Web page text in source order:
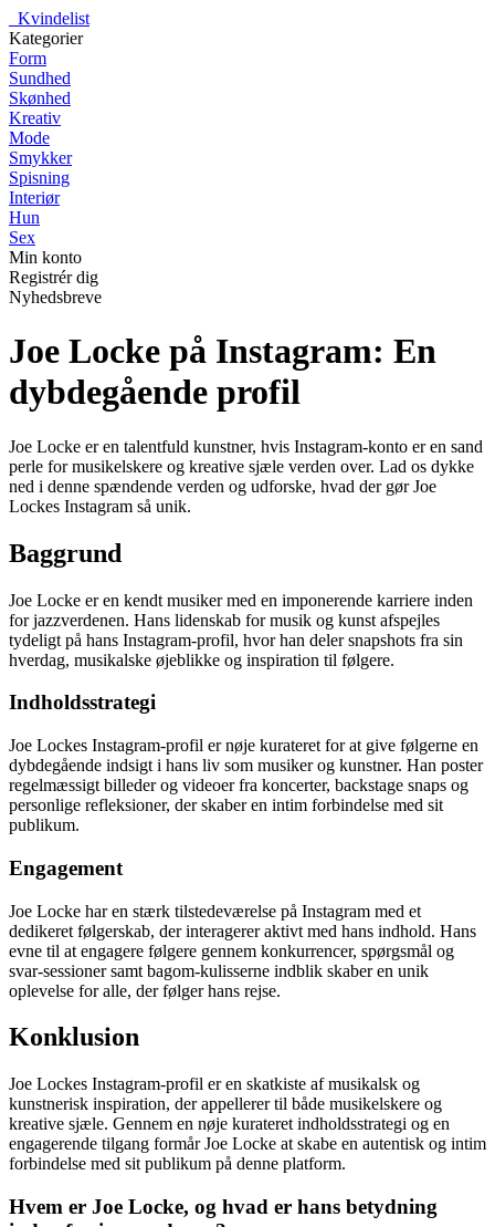
Kvindelist
Kategorier
Form
Sundhed
Skønhed
Kreativ
Mode
Smykker
Spisning
Interiør
Hun
Sex
Min konto
Registrér dig
Nyhedsbreve
Joe Locke på Instagram: En
dybdegående profil
Joe Locke er en talentfuld kunstner, hvis Instagram-konto er en sand
perle for musikelskere og kreative sjæle verden over. Lad os dykke
ned i denne spændende verden og udforske, hvad der gør Joe
Lockes Instagram så unik.
Baggrund
Joe Locke er en kendt musiker med en imponerende karriere inden
for jazzverdenen. Hans lidenskab for musik og kunst afspejles
tydeligt på hans Instagram-profil, hvor han deler snapshots fra sin
hverdag, musikalske øjeblikke og inspiration til følgere.
Indholdsstrategi
Joe Lockes Instagram-profil er nøje kurateret for at give følgerne en
dybdegående indsigt i hans liv som musiker og kunstner. Han poster
regelmæssigt billeder og videoer fra koncerter, backstage snaps og
personlige refleksioner, der skaber en intim forbindelse med sit
publikum.
Engagement
Joe Locke har en stærk tilstedeværelse på Instagram med et
dedikeret følgerskab, der interagerer aktivt med hans indhold. Hans
evne til at engagere følgere gennem konkurrencer, spørgsmål og
svar-sessioner samt bagom-kulisserne indblik skaber en unik
oplevelse for alle, der følger hans rejse.
Konklusion
Joe Lockes Instagram-profil er en skatkiste af musikalsk og
kunstnerisk inspiration, der appellerer til både musikelskere og
kreative sjæle. Gennem en nøje kurateret indholdsstrategi og en
engagerende tilgang formår Joe Locke at skabe en autentisk og intim
forbindelse med sit publikum på denne platform.
Hvem er Joe Locke, og hvad er hans betydning